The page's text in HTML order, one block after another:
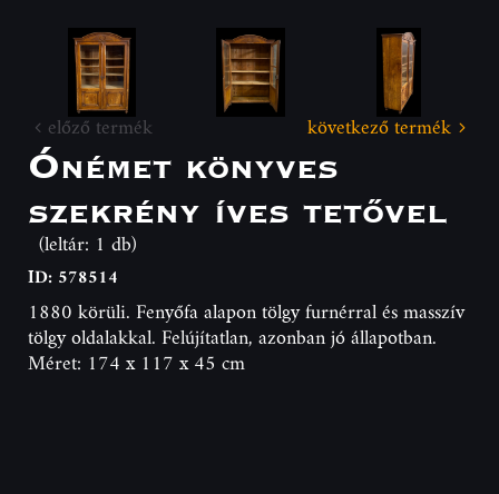
előző termék következő termék
Ónémet könyves
szekrény íves tetővel
(leltár: 1 db)
ID: 578514
1880 körüli. Fenyőfa alapon tölgy furnérral és masszív
tölgy oldalakkal. Felújítatlan, azonban jó állapotban.
Méret: 174 x 117 x 45 cm